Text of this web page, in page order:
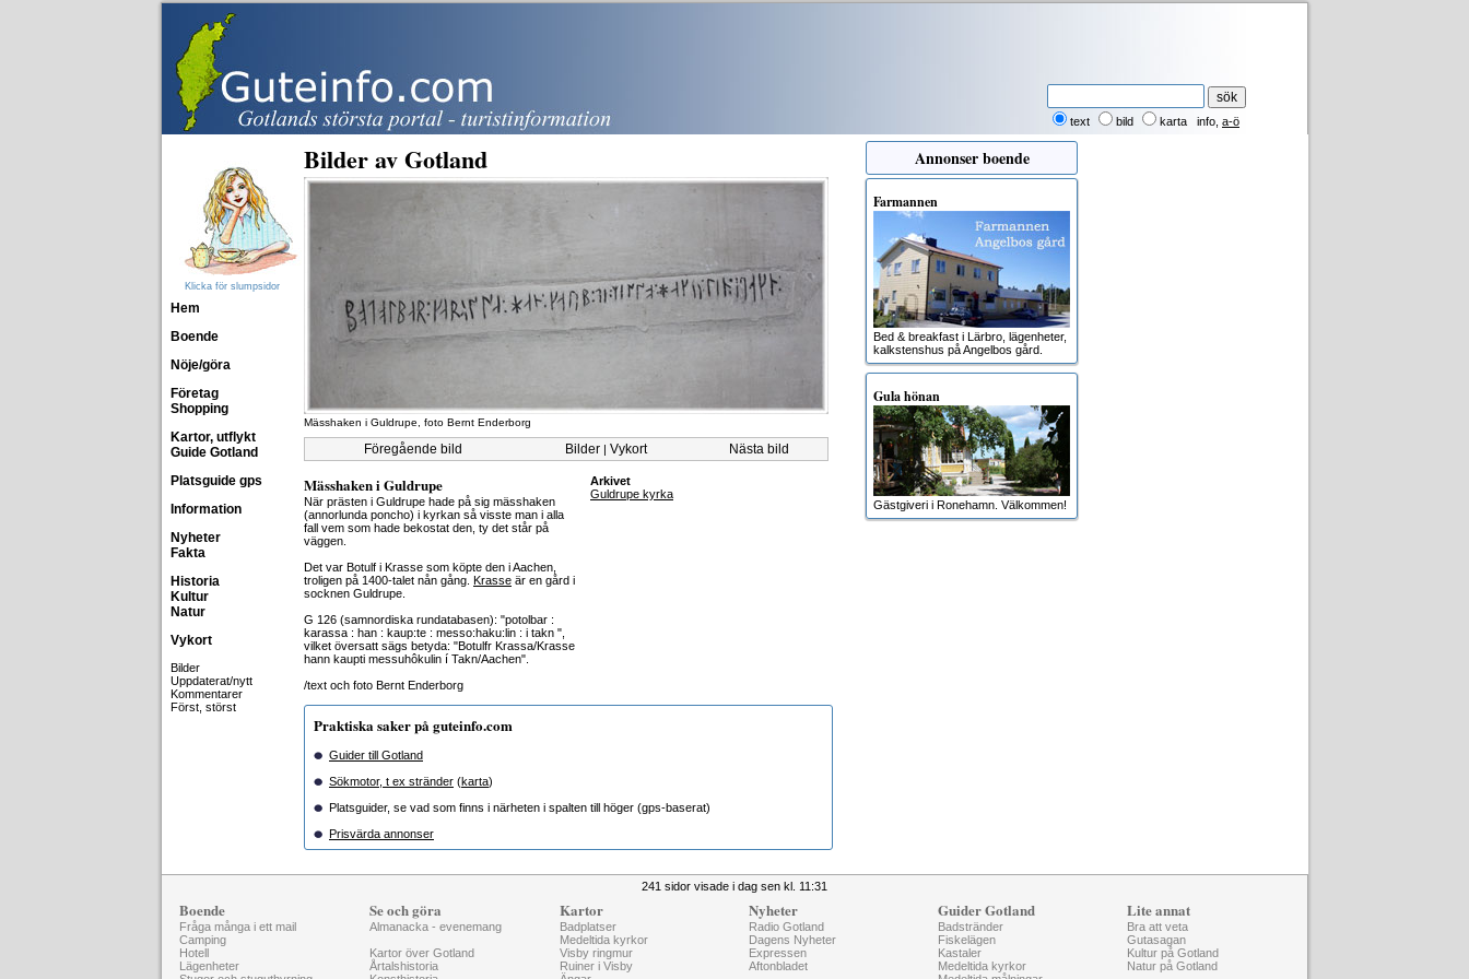
text bild karta info a-ö
Klicka för slumpsidor
Hem
Boende
Nöje/göra
Företag
Shopping
Kartor, utflykt
Guide Gotland
Platsguide gps
Information
Nyheter
Fakta
Historia
Kultur
Natur
Vykort
Bilder
Uppdaterat/nytt
Kommentarer
Först, störst
Bilder av Gotland
Mässhaken i Guldrupe, foto Bernt Enderborg
Föregående bild Bilder| Vykort Nästa bild
Mässhaken i Guldrupe
När prästen i Guldrupe hade på sig mässhaken
(annorlunda poncho) i kyrkan så visste man i alla
fall vem som hade bekostat den, ty det står på
väggen.
Det var Botulf i Krasse som köpte den i Aachen,
troligen på 1400-talet nån gång. Krasse är en gård i
socknen Guldrupe.
G 126 (samnordiska rundatabasen): "potolbar :
karassa : han : kaup:te : messo:haku:lin : i takn ",
vilket översatt sägs betyda: "Botulfr Krassa/Krasse
hann kaupti messuhôkulin í Takn/Aachen".
Arkivet
Guldrupe kyrka
/text och foto Bernt Enderborg
Praktiska saker på guteinfo.com
Guider till Gotland
Sökmotor, t ex stränder (karta)
Platsguider, se vad som finns i närheten i spalten till höger (gps-baserat)
Prisvärda annonser
Annonser boende
Farmannen
Bed & breakfast i Lärbro, lägenheter,
kalkstenshus på Angelbos gård.
Gula hönan
Gästgiveri i Ronehamn. Välkommen!
241 sidor visade i dag sen kl. 11:31
Boende
Fråga många i ett mail
Camping
Hotell
Lägenheter
Se och göra
Almanacka - evenemang
Kartor över Gotland
Årtalshistoria
Kartor
Badplatser
Medeltida kyrkor
Visby ringmur
Ruiner i Visby
Nyheter
Radio Gotland
Dagens Nyheter
Expressen
Aftonbladet
Guider Gotland
Badstränder
Fiskelägen
Kastaler
Medeltida kyrkor
Lite annat
Bra att veta
Gutasagan
Kultur på Gotland
Natur på Gotland